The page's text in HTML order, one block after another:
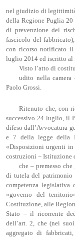
nel giudizio di
della Regione Puglia
di prevenzione del
fascicolo del
con ricorso notificato
luglio 2014 ed iscritto al
Visto l’atto di
udito nella
Paolo Grossi.
Ritenuto che, con
successivo 24 luglio, il
difeso dall’Avvocatura
e 7 della legge della
«Disposizioni urgenti in
costruzioni − Istituzione
che – premesso
di tutela del
competenza
«governo del
Costituzione, alle
Stato – il ricorrente
dell’art. 2, che (nei
aggregato di